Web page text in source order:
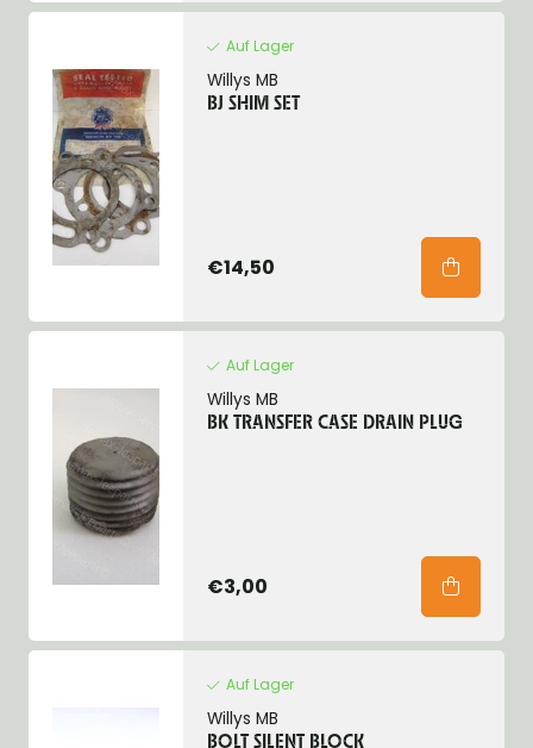
Auf Lager
Willys MB
BJ SHIM SET
€14,50
Auf Lager
Willys MB
BK TRANSFER CASE DRAIN PLUG
€3,00
Auf Lager
Willys MB
BOLT SILENT BLOCK